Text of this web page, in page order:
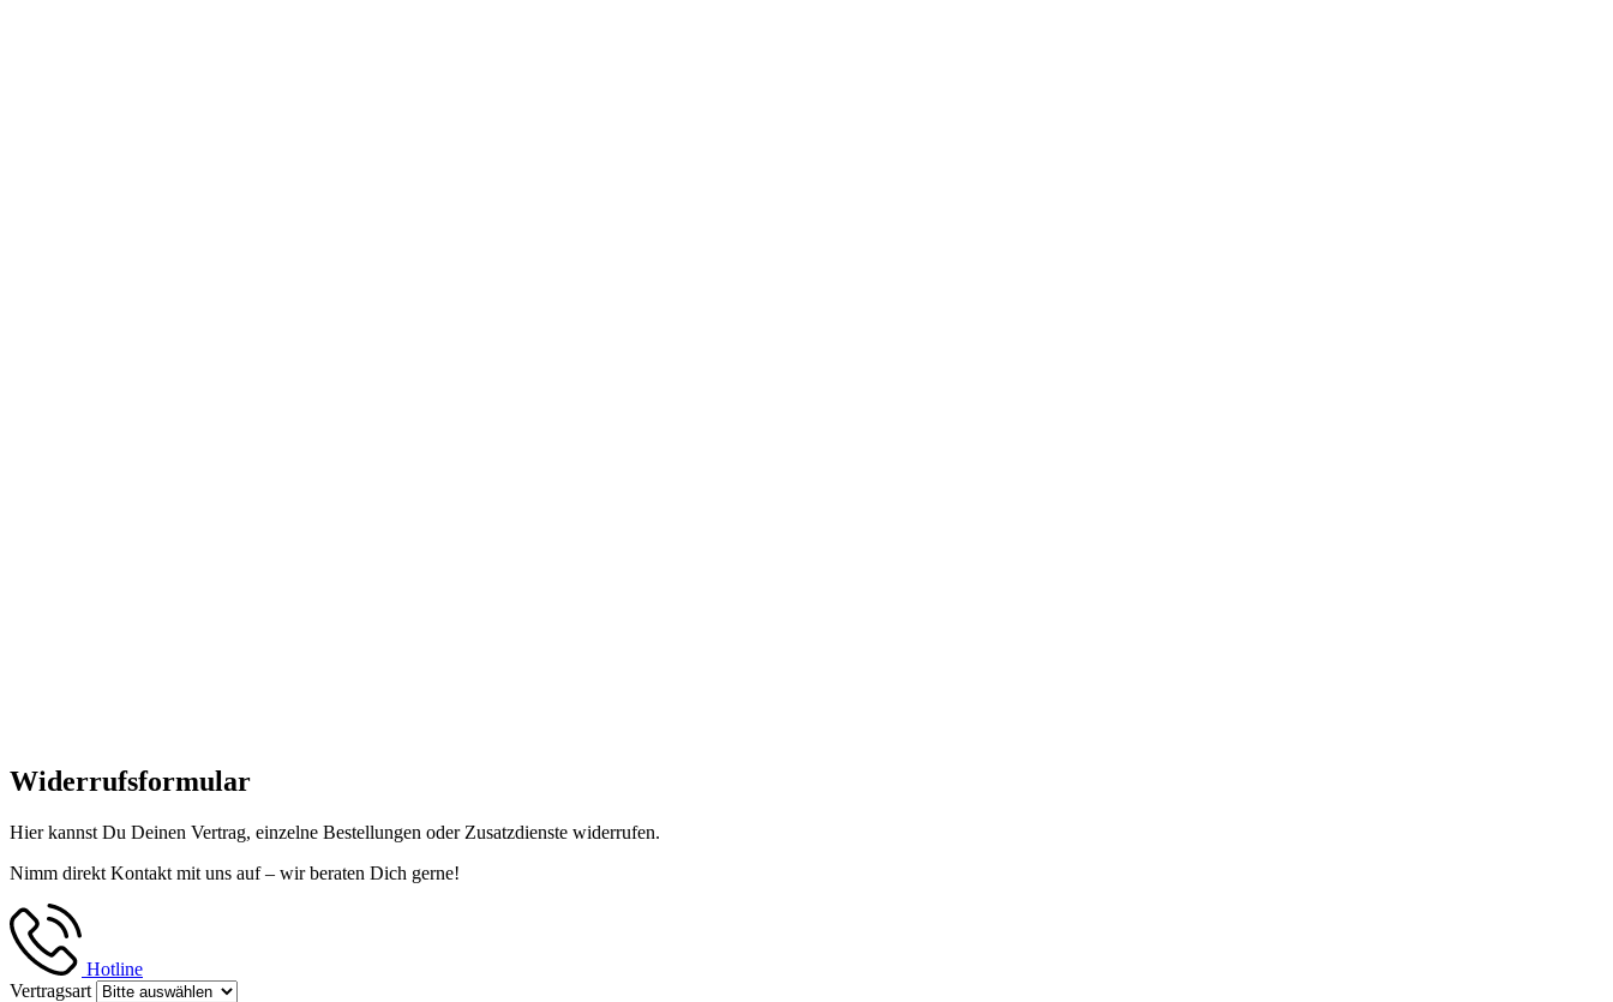
Widerrufsformular
Hier kannst Du Deinen Vertrag, einzelne Bestellungen oder Zusatzdienste widerrufen.
Nimm direkt Kontakt mit uns auf – wir beraten Dich gerne!
Hotline
Vertragsart